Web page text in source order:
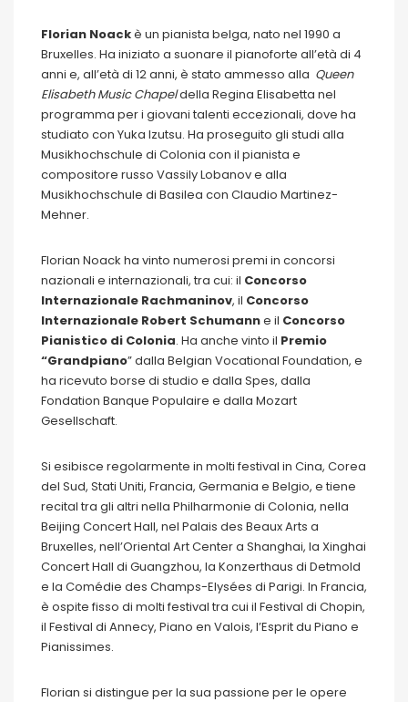
Florian Noackè un pianista belga, nato nel 1990 a
Bruxelles. Ha iniziato a suonare il pianoforte all’età di 4
anni e, all’età di 12 anni, è stato ammesso alla Queen
Elisabeth Music Chapeldella Regina Elisabetta nel
programma per i giovani talenti eccezionali, dove ha
studiato con Yuka Izutsu. Ha proseguito gli studi alla
Musikhochschule di Colonia con il pianista e
compositore russo Vassily Lobanov e alla
Musikhochschule di Basilea con Claudio Martinez-
Mehner.
Florian Noack ha vinto numerosi premi in concorsi
nazionali e internazionali, tra cui: il Concorso
Internazionale Rachmaninov, il Concorso
Internazionale Robert Schumanne il Concorso
Pianistico di Colonia. Ha anche vinto il Premio
“Grandpiano” dalla Belgian Vocational Foundation, e
ha ricevuto borse di studio e dalla Spes, dalla
Fondation Banque Populaire e dalla Mozart
Gesellschaft.
Si esibisce regolarmente in molti festival in Cina, Corea
del Sud, Stati Uniti, Francia, Germania e Belgio, e tiene
recital tra gli altri nella Philharmonie di Colonia, nella
Beijing Concert Hall, nel Palais des Beaux Arts a
Bruxelles, nell’Oriental Art Center a Shanghai, la Xinghai
Concert Hall di Guangzhou, la Konzerthaus di Detmold
e la Comédie des Champs-Elysées di Parigi. In Francia,
è ospite fisso di molti festival tra cui il Festival di Chopin,
il Festival di Annecy, Piano en Valois, l’Esprit du Piano e
Pianissimes.
Florian si distingue per la sua passione per le opere